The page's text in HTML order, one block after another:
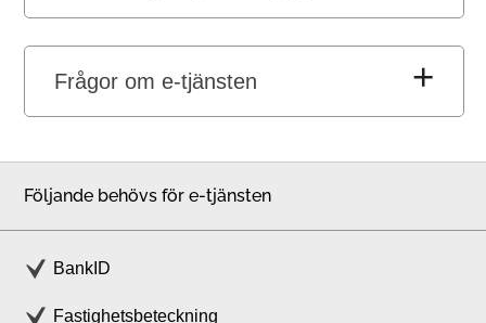
Frågor om e-tjänsten
Följande behövs för e-tjänsten
BankID
Fastighetsbeteckning